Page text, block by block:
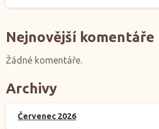
Nejnovější komentáře
Žádné komentáře.
Archivy
Červenec 2026